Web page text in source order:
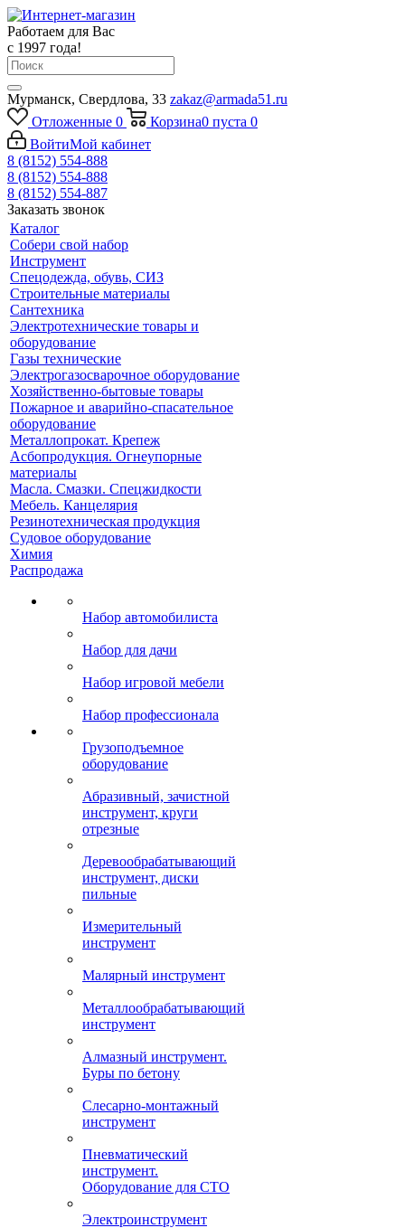
Работаем для Вас
с 1997 года!
Мурманск, Свердлова, 33 zakaz@armada51.ru
Отложенные 0 Корзина0 пуста 0
ВойтиМой кабинет
8 (8152) 554-888
8 (8152) 554-888
8 (8152) 554-887
Заказать звонок
Каталог
Собери свой набор
Инструмент
Спецодежда, обувь, СИЗ
Строительные материалы
Сантехника
Электротехнические товары и
оборудование
Газы технические
Электрогазосварочное оборудование
Хозяйственно-бытовые товары
Пожарное и аварийно-спасательное
оборудование
Металлопрокат. Крепеж
Асбопродукция. Огнеупорные
материалы
Масла. Смазки. Спецжидкости
Мебель. Канцелярия
Резинотехническая продукция
Судовое оборудование
Химия
Распродажа
Набор автомобилиста
Набор для дачи
Набор игровой мебели
Набор профессионала
Грузоподъемное
оборудование
Абразивный, зачистной
инструмент, круги
отрезные
Деревообрабатывающий
инструмент, диски
пильные
Измерительный
инструмент
Малярный инструмент
Металлообрабатывающий
инструмент
Алмазный инструмент.
Буры по бетону
Слесарно-монтажный
инструмент
Пневматический
инструмент.
Оборудование для СТО
Электроинструмент